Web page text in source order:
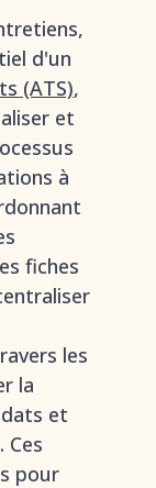
d'un
(ATS),
et
à
fiches
les
la
et
Ces
pour